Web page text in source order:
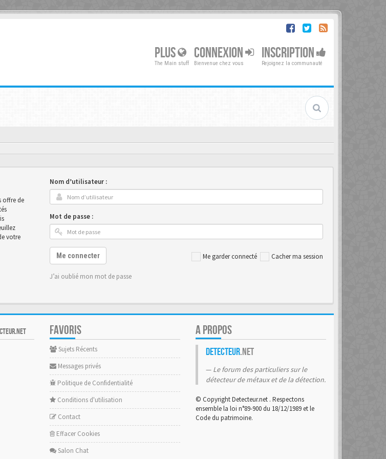
PLUS
The Main stuff
CONNEXION
Bienvenue chez vous
INSCRIPTION
Rejoignez la communauté
offre de
votre
Nom d’utilisateur :
Mot de passe :
Me garder connecté Cacher ma session
Me connecter
J’ai oublié mon mot de passe
FAVORIS
Sujets Récents
Messages privés
Politique de Confidentialité
Conditions d'utilisation
Contact
Effacer Cookies
Salon Chat
A PROPOS
Detecteur.net
Le forum des particuliers sur le
détecteur de métaux et de la détection.
© Copyright Detecteur.net . Respectons
ensemble la loi n°89-900 du 18/12/1989 et le
Code du patrimoine.